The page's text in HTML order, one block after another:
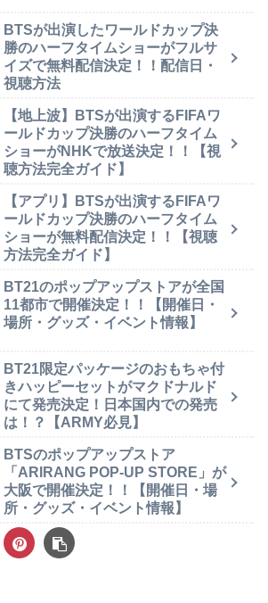
BTSが出演したワールドカップ決
勝のハーフタイムショーがフルサ
イズで無料配信決定！！配信日・
視聴方法
【地上波】BTSが出演するFIFAワ
ールドカップ決勝のハーフタイム
ショーがNHKで放送決定！！【視
聴方法完全ガイド】
【アプリ】BTSが出演するFIFAワ
ールドカップ決勝のハーフタイム
ショーが無料配信決定！！【視聴
方法完全ガイド】
BT21のポップアップストアが全国
11都市で開催決定！！【開催日・
場所・グッズ・イベント情報】
BT21限定パッケージのおもちゃ付
きハッピーセットがマクドナルド
にて発売決定！日本国内での発売
は！？【ARMY必見】
BTSのポップアップストア
「ARIRANG POP-UP STORE」が
大阪で開催決定！！【開催日・場
所・グッズ・イベント情報】